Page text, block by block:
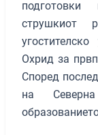
струшкиот
Охрид за
Според
на